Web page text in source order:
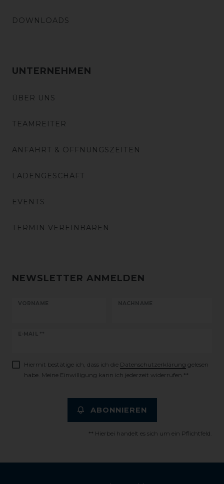
DOWNLOADS
UNTERNEHMEN
ÜBER UNS
TEAMREITER
ANFAHRT & ÖFFNUNGSZEITEN
LADENGESCHÄFT
EVENTS
TERMIN VEREINBAREN
NEWSLETTER ANMELDEN
VORNAME NACHNAME
E-MAIL **
Newsletter
Hiermit bestätige ich, dass ich die Daten­schutz­erklärung gelesen
habe. Meine Einwilligung kann ich jederzeit widerrufen.**
ABONNIEREN
** Hierbei handelt es sich um ein Pflichtfeld.